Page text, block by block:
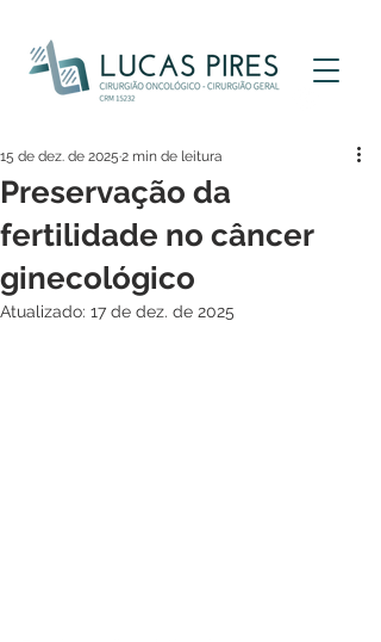
Preservação da
fertilidade no câncer
ginecológico
15 de dez. de 2025 2 min de leitura
Atualizado: 17 de dez. de 2025